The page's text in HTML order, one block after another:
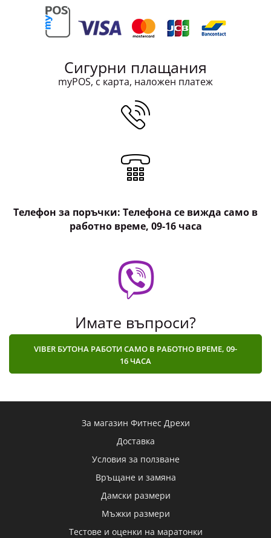
Сигурни плащания
myPOS, с карта, наложен платеж
Телефон за поръчки: Телефона се вижда само в
работно време, 09-16 часа
Имате въпроси?
VIBER БУТОНА РАБОТИ САМО В РАБОТНО ВРЕМЕ, 09-
16 ЧАСА
За магазин Фитнес Дрехи
Доставка
Условия за ползване
Връщане и замяна
Дамски размери
Мъжки размери
Тестове и оценки на маратонки